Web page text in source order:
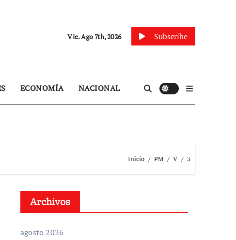
Vie. Ago 7th, 2026 Subscribe
ECONOMÍA NACIONAL
Inicio PM V 3
Archivos
agosto 2026